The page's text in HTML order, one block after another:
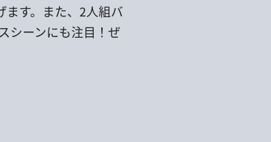
す。また、2人組バ
シーンにも注目！ぜ